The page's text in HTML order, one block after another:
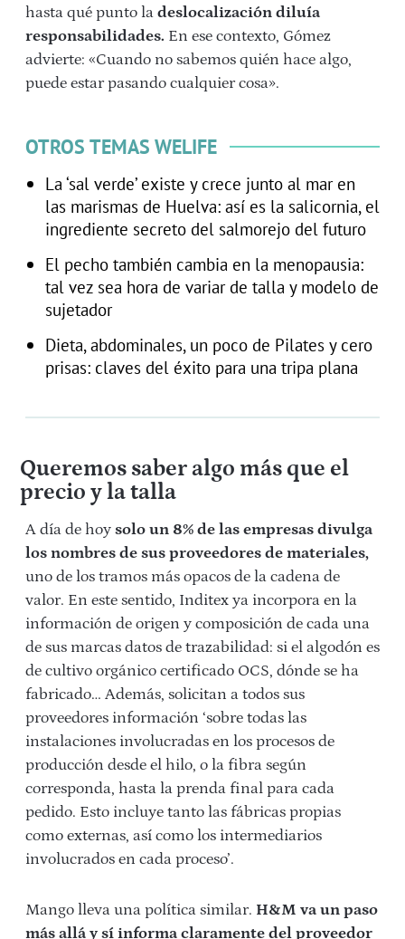
hasta qué punto la deslocalización diluía
responsabilidades. En ese contexto, Gómez
advierte: «Cuando no sabemos quién hace algo,
puede estar pasando cualquier cosa».
OTROS TEMAS WELIFE
La ‘sal verde’ existe y crece junto al mar en
las marismas de Huelva: así es la salicornia, el
ingrediente secreto del salmorejo del futuro
El pecho también cambia en la menopausia:
tal vez sea hora de variar de talla y modelo de
sujetador
Dieta, abdominales, un poco de Pilates y cero
prisas: claves del éxito para una tripa plana
Queremos saber algo más que el
precio y la talla
A día de hoy solo un 8% de las empresas divulga
los nombres de sus proveedores de materiales,
uno de los tramos más opacos de la cadena de
valor. En este sentido, Inditex ya incorpora en la
información de origen y composición de cada una
de sus marcas datos de trazabilidad: si el algodón es
de cultivo orgánico certificado OCS, dónde se ha
fabricado… Además, solicitan a todos sus
proveedores información ‘sobre todas las
instalaciones involucradas en los procesos de
producción desde el hilo, o la fibra según
corresponda, hasta la prenda final para cada
pedido. Esto incluye tanto las fábricas propias
como externas, así como los intermediarios
involucrados en cada proceso’.
Mango lleva una política similar. H&M va un paso
más allá y sí informa claramente del proveedor